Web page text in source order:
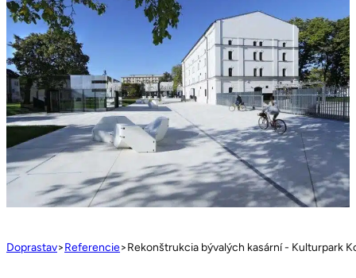
Doprastav>Referencie>Rekonštrukcia bývalých kasární - Kulturpark